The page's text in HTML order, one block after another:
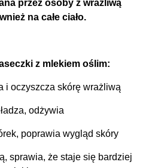
przez osoby z wrażliwą
na całe ciało.
z mlekiem oślim:
i oczyszcza skórę wrażliwą
odżywia
poprawia wygląd skóry
sprawia, że staje się bardziej